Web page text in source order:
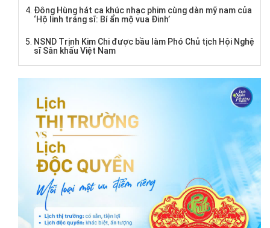
Đông Hùng hát ca khúc nhạc phim cùng dàn mỹ nam của
‘Hộ linh tráng sĩ: Bí ẩn mộ vua Đinh’
NSND Trịnh Kim Chi được bầu làm Phó Chủ tịch Hội Nghệ
sĩ Sân khấu Việt Nam